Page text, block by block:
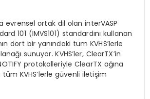
evrensel ortak dil olan interVASP
101 (IMVS101) standardını kullanan
dört bir yanındaki tüm KVHS’lerle
sunuyor. KVHS’ler, ClearTX’in
protokolleriyle ClearTX ağına
KVHS’lerle güvenli iletişim